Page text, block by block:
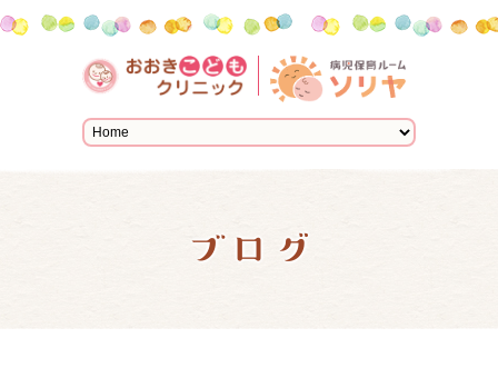
ブログ